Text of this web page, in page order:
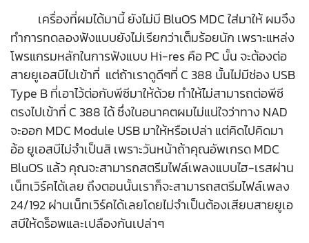
เครื่องที่ผมได้มานี้ ยังไม่มี BluOS MDC ใส่มาให้ ผมจึง
ทำการทดลองฟังแบบยังไม่เรียกว่าเต็มร้อยนัก เพราะแหล่ง
โพรแกรมหลักในการฟังแบบ Hi-res คือ PC นั้น จะต้องต่อ
สายยูเอสบีไปเข้าที่ แต่ถ้าเราดูดีๆที่ C 388 นั้นไม่มีช่อง USB
Type B ที่เอาไว้ต่อกับพีซีมาให้ด้วย ทำให้ไม่สามารถต่อพีซี
ตรงไปเข้าที่ C 388 ได้ ซึ่งในอนาคตผมไม่แน่ใจว่าทาง NAD
จะออก MDC Module USB มาให้หรือเปล่า แต่คิดไปคิดมา
อ้อ ยูเอสบีไม่จำเป็นสิ เพราะวันหน้าถ้าคุณอัพเกรด MDC
BluOS แล้ว คุณจะสามารถสตรีมไฟล์เพลงแบบไฮ-เรสผ่าน
เน็ทเวิร์คได้เลย ถึงตอนนั้นเราก็จะสามารถสตรีมไฟล์เพลง
24/192 ผ่านเน็ทเวิร์คได้เลยโดยไม่จำเป็นต้องเสียบสายยูเอ
สบีให้ดร็อพและเปลืองกันเปล่าๆ